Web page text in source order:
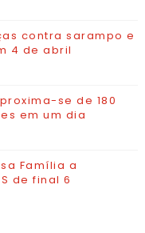
contra sarampo e
4 de abril
se de 180
em um dia
Família a
de final 6